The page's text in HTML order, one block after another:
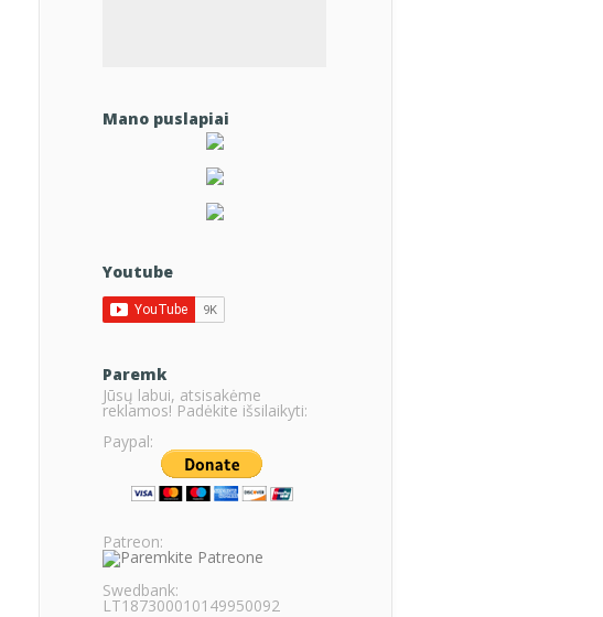
Mano puslapiai
Youtube
Paremk
Jūsų labui, atsisakėme
reklamos! Padėkite išsilaikyti:
Paypal:
Patreon:
Swedbank:
LT187300010149950092